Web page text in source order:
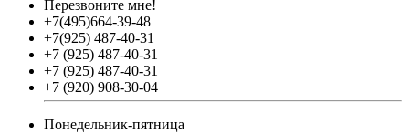
Перезвоните мне!
+7(495)664-39-48
+7(925) 487-40-31
+7 (925) 487-40-31
+7 (925) 487-40-31
+7 (920) 908-30-04
Понедельник-пятница